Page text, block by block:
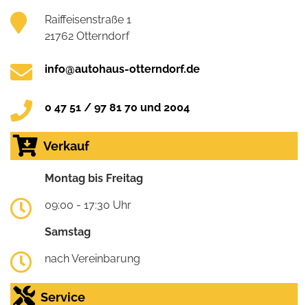
Raiffeisenstraße 1
21762 Otterndorf
info@autohaus-otterndorf.de
0 47 51 / 97 81 70 und 2004
Verkauf
Montag bis Freitag
09:00 - 17:30 Uhr
Samstag
nach Vereinbarung
Service